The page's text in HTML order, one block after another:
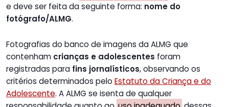
e deve ser feita da seguinte forma: nome do
fotógrafo/ALMG.
Fotografias do banco de imagens da ALMG que
contenham crianças e adolescentes foram
registradas para fins jornalísticos, observando os
critérios determinados pelo Estatuto da Criança e do
Adolescente. A ALMG se isenta de qualquer